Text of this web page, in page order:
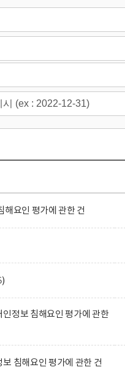
해요인 평가에 관한 건
인정보 침해요인 평가에 관한
침해요인 평가에 관한 건